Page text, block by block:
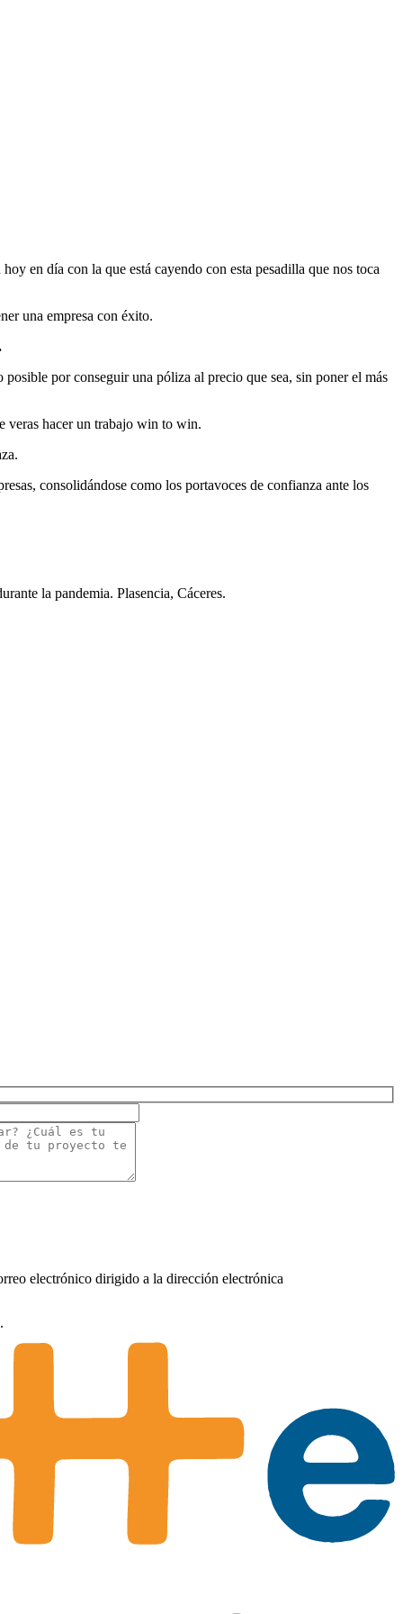
en día con la que está cayendo con esta pesadilla que nos toca
una empresa con éxito.
por conseguir una póliza al precio que sea, sin poner el más
veras hacer un trabajo win to win.
consolidándose como los portavoces de confianza ante los
la pandemia. Plasencia, Cáceres.
electrónico dirigido a la dirección electrónica
.